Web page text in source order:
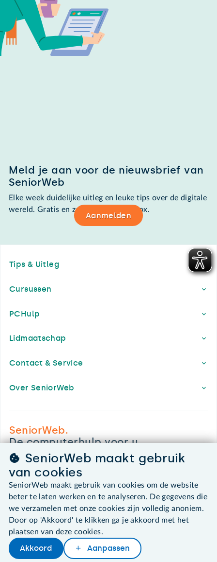
Meld je aan voor de nieuwsbrief van
SeniorWeb
Elke week duidelijke uitleg en leuke tips over de digitale
wereld. Gratis en zomaar in de mailbox.
Aanmelden
Tips & Uitleg
Cursussen
PCHulp
Lidmaatschap
Contact & Service
Over SeniorWeb
SeniorWeb.
De computerhulp voor u.
030 - 276 99 65
leden@seniorweb.nl
©2026 SeniorWeb
Algemene voorwaarden
Cookies en cookie-instellingen
SeniorWeb maakt gebruik
van cookies
SeniorWeb maakt gebruik van cookies om de website
beter te laten werken en te analyseren. De gegevens die
we verzamelen met onze cookies zijn volledig anoniem.
Door op 'Akkoord' te klikken ga je akkoord met het
plaatsen van deze cookies.
Akkoord Aanpassen